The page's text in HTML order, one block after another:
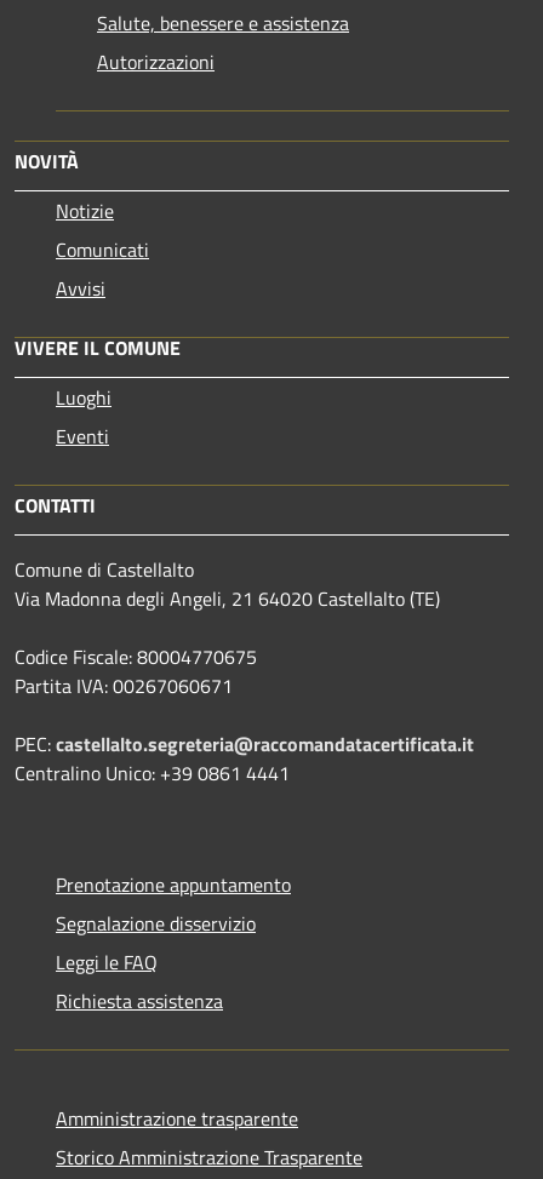
Salute, benessere e assistenza
Autorizzazioni
NOVITÀ
Notizie
Comunicati
Avvisi
VIVERE IL COMUNE
Luoghi
Eventi
CONTATTI
Comune di Castellalto
Via Madonna degli Angeli, 21 64020 Castellalto (TE)
Codice Fiscale: 80004770675
Partita IVA: 00267060671
PEC:castellalto.segreteria@raccomandatacertificata.it
Centralino Unico: +39 0861 4441
Prenotazione appuntamento
Segnalazione disservizio
Leggi le FAQ
Richiesta assistenza
Amministrazione trasparente
Storico Amministrazione Trasparente